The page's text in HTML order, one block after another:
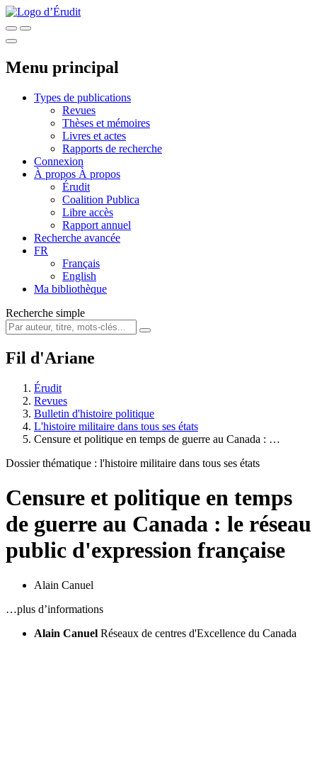
Menu principal
Types de publications
Revues
Thèses et mémoires
Livres et actes
Rapports de recherche
Connexion
À propos À propos
Érudit
Coalition Publica
Libre accès
Rapport annuel
Recherche avancée
FR
Français
English
Ma bibliothèque
Recherche simple
Fil d'Ariane
Érudit
Revues
Bulletin d'histoire politique
L'histoire militaire dans tous ses états
Censure et politique en temps de guerre au Canada : …
Dossier thématique : l'histoire militaire dans tous ses états
Censure et politique en temps
de guerre au Canada : le réseau
public d'expression française
Alain Canuel
…plus d’informations
Alain Canuel Réseaux de centres d'Excellence du Canada